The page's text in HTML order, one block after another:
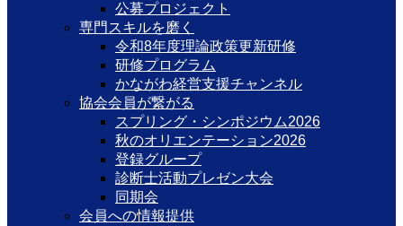
公募プロジェクト
専門スキルを磨く
令和8年度理論政策更新研修
研修プログラム
かながわ経営支援チャンネル
協会会員が繋がる
スプリング・シンポジウム2026
秋のオリエンテーション2026
登録グループ
診断士活動プレゼン大会
同期会
会員への情報提供